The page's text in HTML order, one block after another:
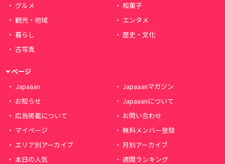
グルメ
和菓子
観光・地域
エンタメ
暮らし
歴史・文化
古写真
ページ
Japaaan
Japaaanマガジン
お知らせ
Japaaanについて
広告掲載について
お問い合わせ
マイページ
無料メンバー登録
エリア別アーカイブ
月別アーカイブ
本日の人気
週間ランキング